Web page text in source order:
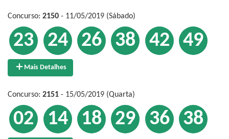
Concurso: 2150 - 11/05/2019 (Sábado)
23 24 26 38 42 49
Mais Detalhes
Concurso: 2151 - 15/05/2019 (Quarta)
02 14 18 29 36 38